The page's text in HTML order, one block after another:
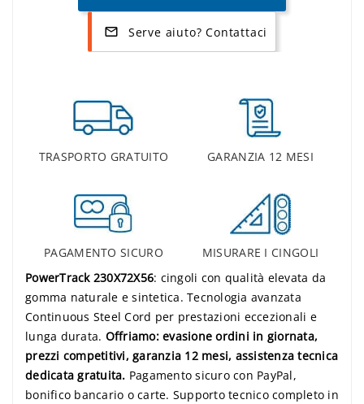
mail_outline Serve aiuto? Contattaci
TRASPORTO GRATUITO GARANZIA 12 MESI
PAGAMENTO SICURO
MISURARE I CINGOLI
PowerTrack 230X72X56: cingoli con qualità elevata da
gomma naturale e sintetica. Tecnologia avanzata
Continuous Steel Cord per prestazioni eccezionali e
lunga durata. Offriamo: evasione ordini in giornata,
prezzi competitivi, garanzia 12 mesi, assistenza tecnica
dedicata gratuita. Pagamento sicuro con PayPal,
bonifico bancario o carte. Supporto tecnico completo in